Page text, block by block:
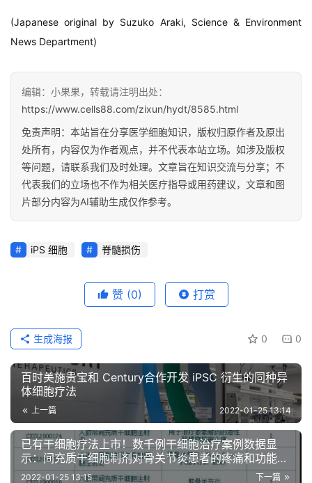
转
化
会
展
活
动
关
于
们
(Japanese original by Suzuko Araki, Science & Environment
News Department)
编辑：小果果，转载请注明出处：
https://www.cells88.com/zixun/hydt/8585.html
免责声明：本站旨在分享医学细胞知识，版权归原作者及原出
处所有，内容仅为作者观点，并不代表本站立场。如涉及版权
等问题，请联系我们及时处理。文章旨在知识交流与分享；不
代表我们的立场也不作为相关医疗指导或用药建议，文章和图
片部分内容为AI辅助生成仅作参考。
iPS 细胞 脊髓损伤
赞 (0) 打赏
0 0
生成海报
百时美施贵宝和 Century合作开发 iPSC 衍生的同种异
体细胞疗法
上一篇 2022-01-25 13:14
已有干细胞疗法上市！数千例干细胞治疗案例数据显
示：间充质干细胞制剂对骨关节炎患者的疼痛和功能的
改善是有效的
下一篇
2022-01-25 13:15